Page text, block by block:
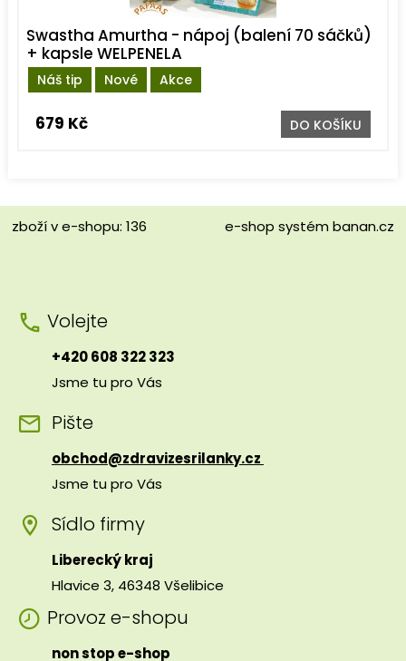
Náš tip Nové Akce
Swastha Amurtha - nápoj (balení 70 sáčků)
+ kapsle WELPENELA
679 Kč DO KOŠÍKU
zboží v e-shopu: 136 e-shop systém banan.cz
Volejte
+420 608 322 323
Jsme tu pro Vás
Pište
obchod@zdravizesrilanky.cz
Jsme tu pro Vás
Sídlo firmy
Liberecký kraj
Hlavice 3, 46348 Všelibice
Provoz e-shopu
non stop e-shop